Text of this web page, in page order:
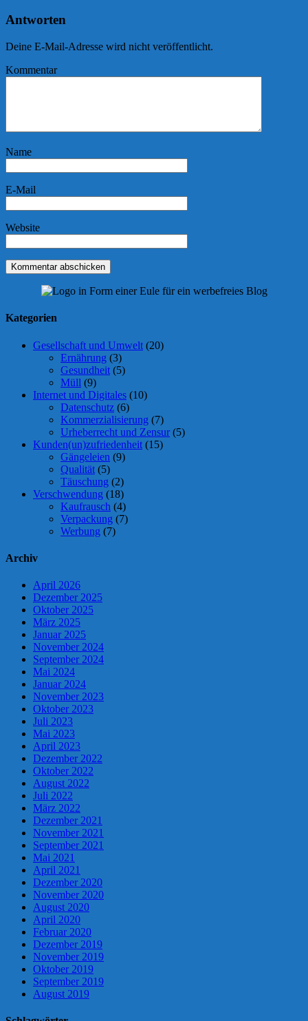
Antworten
Deine E-Mail-Adresse wird nicht veröffentlicht.
Kommentar
Name
E-Mail
Website
Kategorien
Gesellschaft und Umwelt (20)
Ernährung (3)
Gesundheit (5)
Müll (9)
Internet und Digitales (10)
Datenschutz (6)
Kommerzialisierung (7)
Urheberrecht und Zensur (5)
Kunden(un)zufriedenheit (15)
Gängeleien (9)
Qualität (5)
Täuschung (2)
Verschwendung (18)
Kaufrausch (4)
Verpackung (7)
Werbung (7)
Archiv
April 2026
Dezember 2025
Oktober 2025
März 2025
Januar 2025
November 2024
September 2024
Mai 2024
Januar 2024
November 2023
Oktober 2023
Juli 2023
Mai 2023
April 2023
Dezember 2022
Oktober 2022
August 2022
Juli 2022
März 2022
Dezember 2021
November 2021
September 2021
Mai 2021
April 2021
Dezember 2020
November 2020
August 2020
April 2020
Februar 2020
Dezember 2019
November 2019
Oktober 2019
September 2019
August 2019